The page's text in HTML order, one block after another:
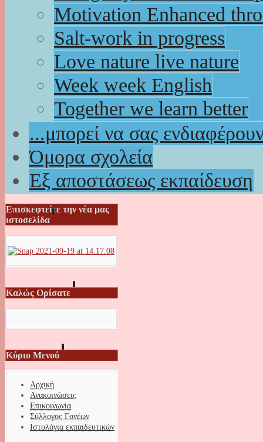
Motivation Enhanced
Salt-work in progress
Love nature live nature
Week week English
Together we learn better
...μπορεί να σας
Όμορα σχολεία
Εξ αποστάσεως εκπαίδευση
Επισκεφτείτε την νέα μας
ιστοσελίδα
Καλώς Ορίσατε
Κύριο Μενού
Αρχική
Ανακοινώσεις
Επικοινωνία
Σύλλογος Γονέων
Ιστολόγια εκπαιδευτικών